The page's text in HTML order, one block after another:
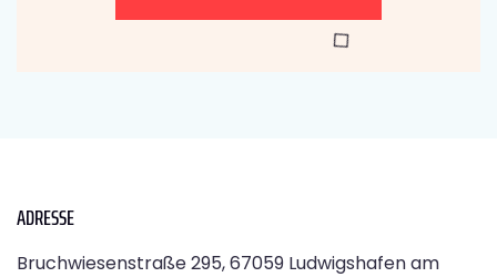
ADRESSE
Bruchwiesenstraße 295, 67059 Ludwigshafen am